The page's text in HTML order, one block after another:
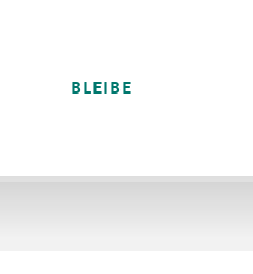
BLEIBE